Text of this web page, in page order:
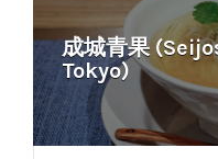
成城青果
Tokyo)